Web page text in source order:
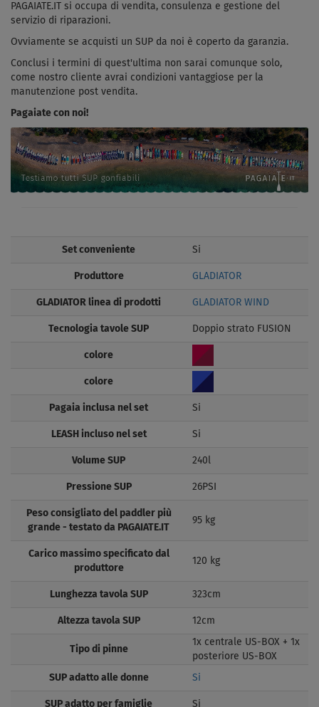
PAGAIATE.IT si occupa di vendita, consulenza e gestione del
servizio di riparazioni.
Ovviamente se acquisti un SUP da noi è coperto da garanzia.
Conclusi i termini di quest'ultima non sarai comunque solo,
come nostro cliente avrai condizioni vantaggiose per la
manutenzione post vendita.
Pagaiate con noi!
Set conveniente Si
Produttore GLADIATOR
GLADIATOR linea di prodotti GLADIATOR WIND
Tecnologia tavole SUP Doppio strato FUSION
colore
colore
Pagaia inclusa nel set Si
LEASH incluso nel set Si
Volume SUP 240l
Pressione SUP 26PSI
Peso consigliato del paddler più
grande - testato da PAGAIATE.IT
95 kg
Carico massimo specificato dal
produttore
120 kg
Lunghezza tavola SUP 323cm
Altezza tavola SUP 12cm
Tipo di pinne
1x centrale US-BOX + 1x
posteriore US-BOX
SUP adatto alle donne Si
SUP adatto per famiglie Si